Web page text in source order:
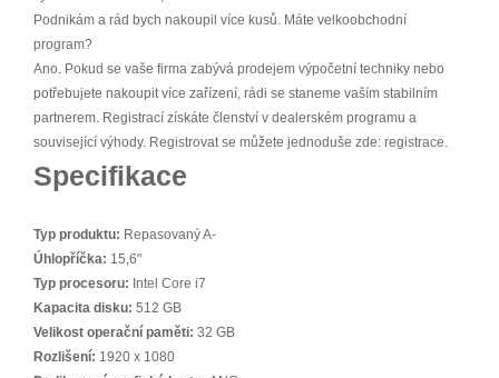
Podnikám a rád bych nakoupil více kusů. Máte velkoobchodní
program?
Ano. Pokud se vaše firma zabývá prodejem výpočetní techniky nebo
potřebujete nakoupit více zařízení, rádi se staneme vaším stabilním
partnerem. Registrací získáte členství v dealerském programu a
související výhody. Registrovat se můžete jednoduše zde: registrace.
Specifikace
Typ produktu: Repasovaný A-
Úhlopříčka: 15,6"
Typ procesoru: Intel Core i7
Kapacita disku: 512 GB
Velikost operační paměti: 32 GB
Rozlišení: 1920 x 1080